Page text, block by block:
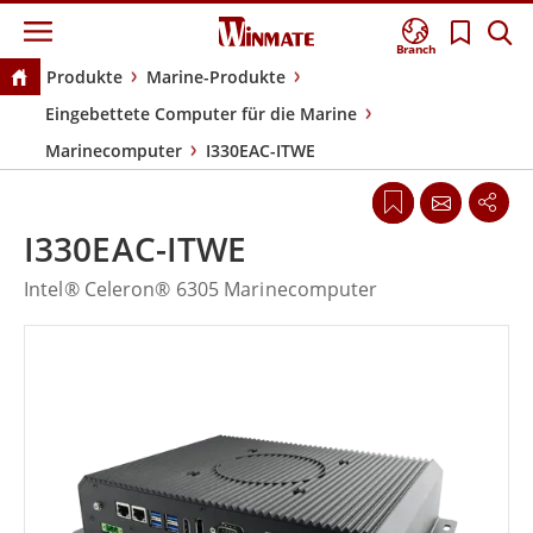
Branch
Produkte
Marine-Produkte
Eingebettete Computer für die Marine
Marinecomputer
I330EAC-ITWE
I330EAC-ITWE
Intel® Celeron® 6305 Marinecomputer